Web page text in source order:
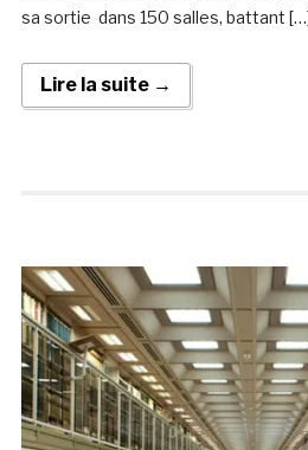
sa sortie dans 150 salles, battant
Lire la suite →